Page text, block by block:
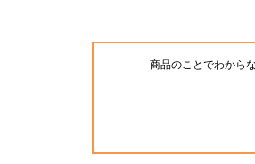
商品のことでわから